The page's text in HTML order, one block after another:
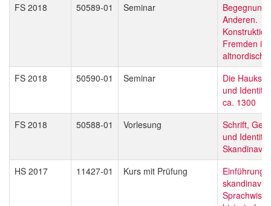
FS 2018
50589-01 Seminar
Anderen.
Fremden in
FS 2018
50590-01 Seminar
Die
und
ca. 1300
FS 2018
50588-01 Vorlesung
Schrift,
und
HS 2017
11427-01 Kurs mit Prüfung
Einführung